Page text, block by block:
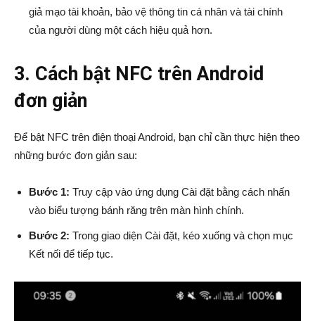
giả mạo tài khoản, bảo vệ thông tin cá nhân và tài chính
của người dùng một cách hiệu quả hơn.
3. Cách bật NFC trên Android
đơn giản
Để bật NFC trên điện thoại Android, bạn chỉ cần thực hiện theo
những bước đơn giản sau:
Bước 1: Truy cập vào ứng dụng Cài đặt bằng cách nhấn
vào biểu tượng bánh răng trên màn hình chính.
Bước 2: Trong giao diện Cài đặt, kéo xuống và chọn mục
Kết nối để tiếp tục.